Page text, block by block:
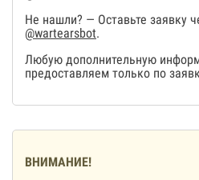
Не нашли? — Оставьте заявку
@wartearsbot.
Любую дополнительную
предоставляем только по
ВНИМАНИЕ!